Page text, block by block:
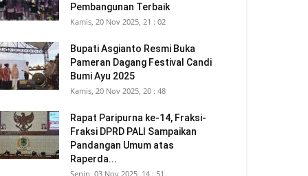
Pembangunan Terbaik
Kamis, 20 Nov 2025, 21 : 02
Bupati Asgianto Resmi Buka
Pameran Dagang Festival Candi
Bumi Ayu 2025
Kamis, 20 Nov 2025, 20 : 48
Rapat Paripurna ke-14, Fraksi-
Fraksi DPRD PALI Sampaikan
Pandangan Umum atas
Raperda...
Senin, 03 Nov 2025, 14 : 51